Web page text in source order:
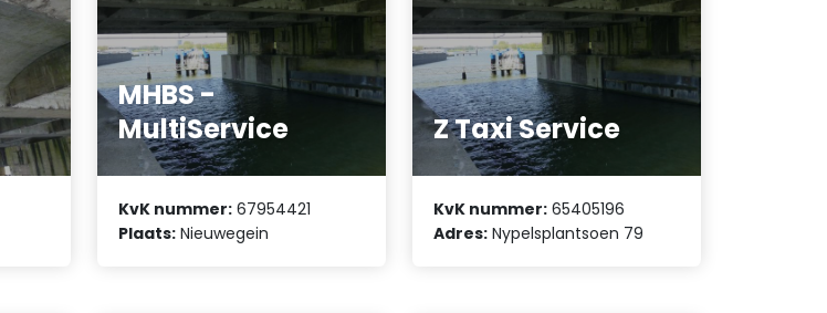
MHBS -
MultiService
KvK nummer: 67954421
Plaats: Nieuwegein
Z Taxi Service
KvK nummer: 65405196
Adres: Nypelsplantsoen 79